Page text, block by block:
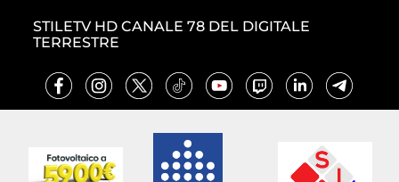
STILETV HD CANALE 78 DEL DIGITALE
TERRESTRE